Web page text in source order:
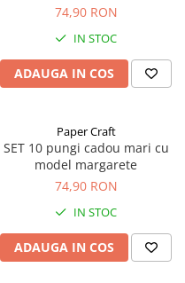
74,90 RON
IN STOC
ADAUGA IN COS
Paper Craft
SET 10 pungi cadou mari cu
model margarete
74,90 RON
IN STOC
ADAUGA IN COS